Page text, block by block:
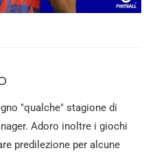
"qualche" stagione di
Adoro inoltre i giochi
predilezione per alcune